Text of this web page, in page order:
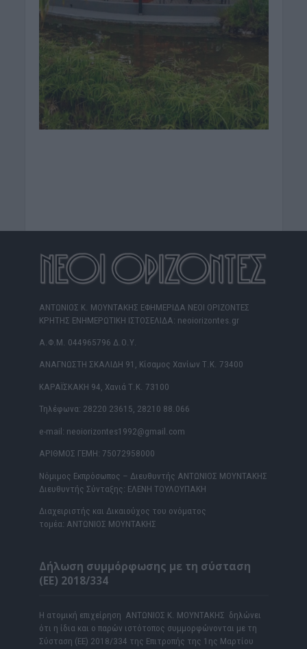
ΑΝΤΩΝΙΟΣ Κ. ΜΟΥΝΤΑΚΗΣ ΕΦΗΜΕΡΙΔΑ ΝΕΟΙ ΟΡΙΖΟΝΤΕΣ
ΚΡΗΤΗΣ ΕΝΗΜΕΡΩΤΙΚΗ ΙΣΤΟΣΕΛΙΔΑ: neoiorizontes.gr
Α.Φ.Μ. 044965796 Δ.Ο.Υ.
ΑΝΑΓΝΩΣΤΗ ΣΚΑΛΙΔΗ 91, Κίσαμος Χανίων Τ.Κ. 73400
ΚΑΡΑΪΣΚΑΚΗ 94, Χανιά Τ.Κ. 73100
Τηλέφωνα: 28220 23615, 28210 88.066
e-mail: neoiorizontes1992@gmail.com
ΑΡΙΘΜΟΣ ΓΕΜΗ: 75072958000
Νόμιμος Εκπρόσωπος – Διευθυντής ΑΝΤΩΝΙΟΣ ΜΟΥΝΤΑΚΗΣ
Διευθυντής Σύνταξης: ΕΛΕΝΗ ΤΟΥΛΟΥΠΑΚΗ
Διαχειριστής και Δικαιούχος του ονόματος
τομέα: ΑΝΤΩΝΙΟΣ ΜΟΥΝΤΑΚΗΣ
Δήλωση συμμόρφωσης με τη σύσταση
(ΕΕ) 2018/334
Η ατομική επιχείρηση ΑΝΤΩΝΙΟΣ Κ. ΜΟΥΝΤΑΚΗΣ δηλώνει
ότι η ίδια και ο παρών ιστότοπος συμμορφώνονται με τη
Σύσταση (ΕΕ) 2018/334 της Επιτροπής της 1ης Μαρτίου